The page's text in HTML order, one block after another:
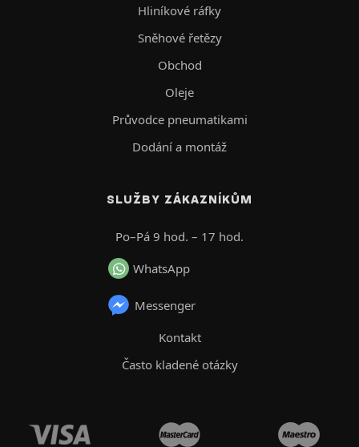
Hliníkové ráfky
Sněhové řetězy
Obchod
Oleje
Průvodce pneumatikami
Dodání a montáž
SLUŽBY ZÁKAZNÍKŮM
Po–Pá 9 hod. – 17 hod.
WhatsApp
Messenger
Kontakt
Často kladené otázky